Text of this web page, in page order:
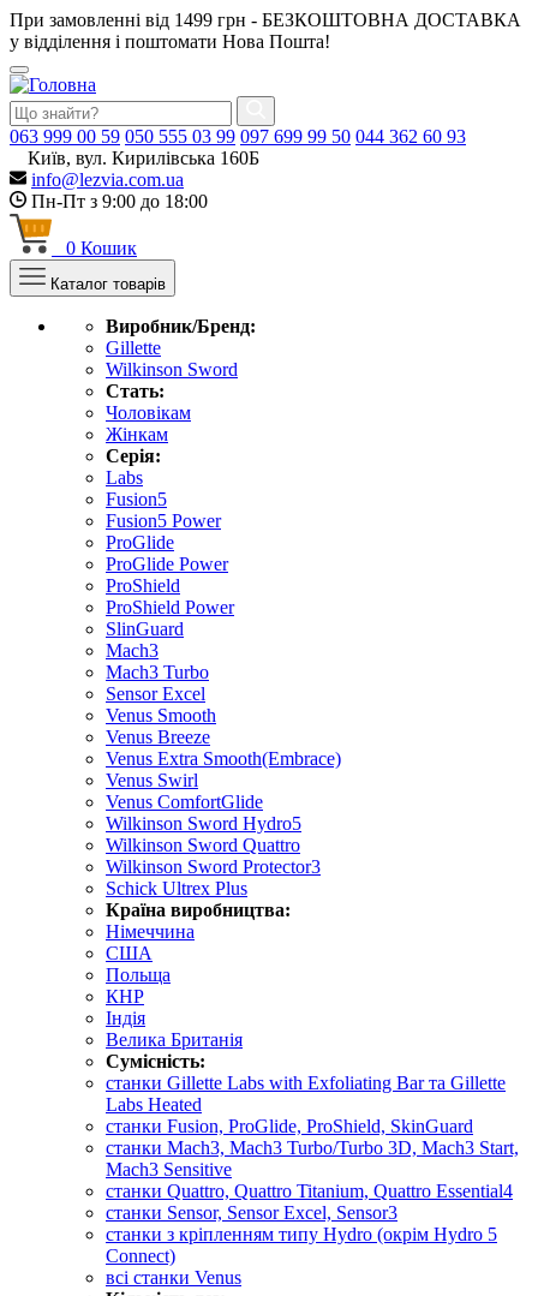
При замовленні від 1499 грн - БЕЗКОШТОВНА ДОСТАВКА
у відділення і поштомати Нова Пошта!
063 999 00 59 050 555 03 99 097 699 99 50 044 362 60 93
Київ, вул. Кирилівська 160Б
info@lezvia.com.ua
Пн-Пт з 9:00 до 18:00
0 Кошик
Каталог товарів
Виробник/Бренд:
Gillette
Wilkinson Sword
Стать:
Чоловікам
Жінкам
Серія:
Labs
Fusion5
Fusion5 Power
ProGlide
ProGlide Power
ProShield
ProShield Power
SlinGuard
Mach3
Mach3 Turbo
Sensor Excel
Venus Smooth
Venus Breeze
Venus Extra Smooth(Embrace)
Venus Swirl
Venus ComfortGlide
Wilkinson Sword Hydro5
Wilkinson Sword Quattro
Wilkinson Sword Protector3
Schick Ultrex Plus
Країна виробництва:
Німеччина
США
Польща
КНР
Індія
Велика Британія
Сумісність:
cтанки Gillette Labs with Exfoliating Bar та Gillette
Labs Heated
станки Fusion, ProGlide, ProShield, SkinGuard
станки Mach3, Mach3 Turbo/Turbo 3D, Mach3 Start,
Mach3 Sensitive
станки Quattro, Quattro Titanium, Quattro Essential4
станки Sensor, Sensor Excel, Sensor3
станки з кріпленням типу Hydro (окрім Hydro 5
Connect)
всі станки Venus